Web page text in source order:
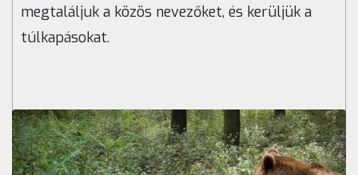
megtaláljuk a közös nevezőket, és kerüljük a
túlkapásokat.